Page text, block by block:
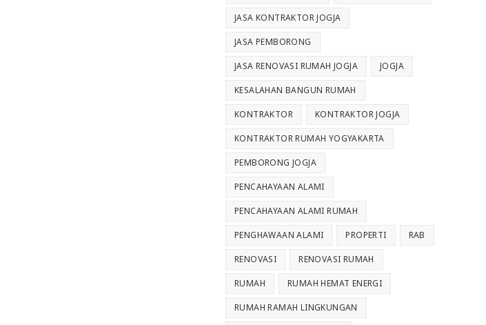
JASA KONTRAKTOR JOGJA
JASA PEMBORONG
JASA RENOVASI RUMAH JOGJA JOGJA
KESALAHAN BANGUN RUMAH
KONTRAKTOR KONTRAKTOR JOGJA
KONTRAKTOR RUMAH YOGYAKARTA
PEMBORONG JOGJA
PENCAHAYAAN ALAMI
PENCAHAYAAN ALAMI RUMAH
PENGHAWAAN ALAMI PROPERTI RAB
RENOVASI RENOVASI RUMAH
RUMAH RUMAH HEMAT ENERGI
RUMAH RAMAH LINGKUNGAN